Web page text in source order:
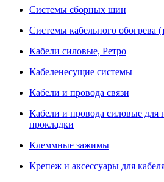
Системы сборных шин
Системы кабельного обогрева
Кабели силовые, Ретро
Кабеленесущие системы
Кабели и провода связи
Кабели и провода силовые для
прокладки
Клеммные зажимы
Крепеж и аксессуары для